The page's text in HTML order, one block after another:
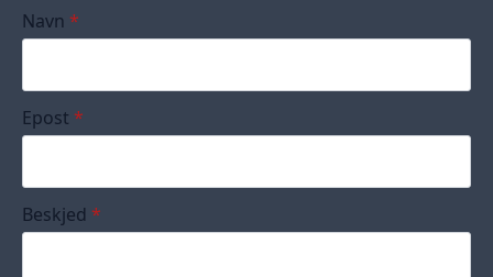
Navn *
Epost *
Beskjed *